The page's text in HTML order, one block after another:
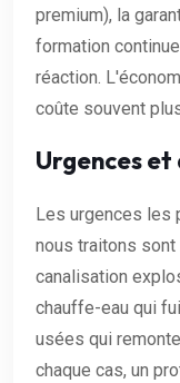
premium), la
formation
réaction.
coûte souvent
Urgences
Les urgences les
nous traitons
canalisation
chauffe-eau qui
usées qui
chaque cas, un